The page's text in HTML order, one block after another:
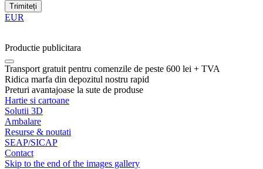
Trimiteți
EUR
Productie publicitara
Transport gratuit pentru comenzile de peste 600 lei + TVA
Ridica marfa din depozitul nostru rapid
Preturi avantajoase la sute de produse
Hartie si cartoane
Solutii 3D
Ambalare
Resurse & noutati
SEAP/SICAP
Contact
Skip to the end of the images gallery